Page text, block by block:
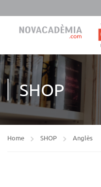
SHOP
Home SHOP Anglès